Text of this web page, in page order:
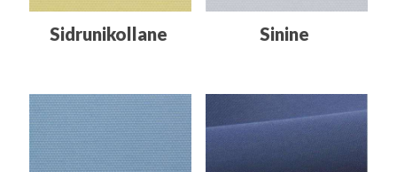
Sidrunikollane Sinine